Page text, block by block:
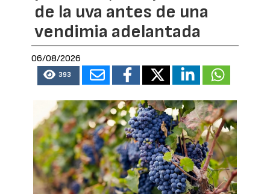
de la uva antes de una
vendimia adelantada
06/08/2026
393